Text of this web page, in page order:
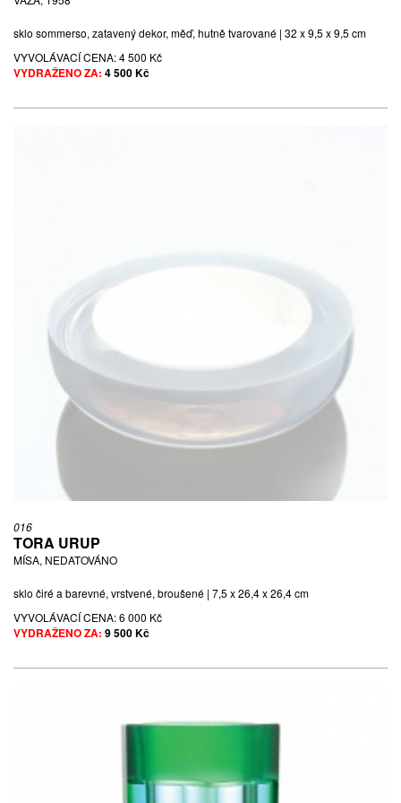
sklo sommerso, zatavený dekor, měď, hutně tvarované | 32 x 9,5 x 9,5 cm
VYVOLÁVACÍ CENA:4 500 Kč
VYDRAŽENO ZA: 4 500 Kč
016
TORA URUP
MÍSA, NEDATOVÁNO
sklo čiré a barevné, vrstvené, broušené | 7,5 x 26,4 x 26,4 cm
VYVOLÁVACÍ CENA:6 000 Kč
VYDRAŽENO ZA: 9 500 Kč